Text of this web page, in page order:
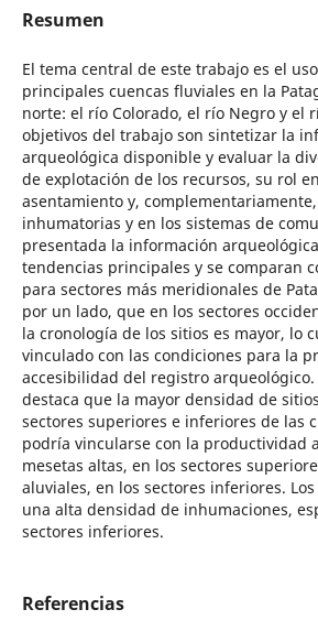
Resumen
El tema central de este trabajo es el
principales cuencas fluviales en la
norte: el río Colorado, el río Negro y el
objetivos del trabajo son sintetizar la
arqueológica disponible y evaluar la
de explotación de los recursos, su rol
asentamiento y,
inhumatorias y en los sistemas de
presentada la información
tendencias principales y se comparan
para sectores más meridionales de
por un lado, que en los sectores
la cronología de los sitios es mayor, lo
vinculado con las condiciones para la
accesibilidad del registro arqueológico.
destaca que la mayor densidad de
sectores superiores e inferiores de las
podría vincularse con la productividad
mesetas altas, en los sectores
aluviales, en los sectores inferiores.
una alta densidad de inhumaciones,
sectores inferiores.
Referencias